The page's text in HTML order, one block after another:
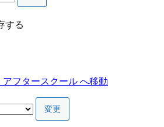
する
フタースクール へ移動